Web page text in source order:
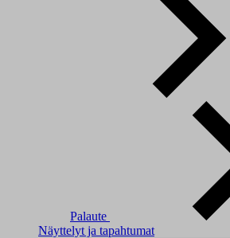
Palaute
Näyttelyt ja tapahtumat